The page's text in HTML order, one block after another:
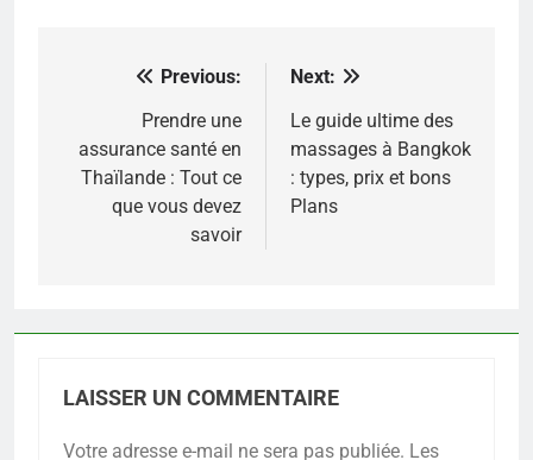
Navigation
l’article
Previous:
Prendre une
assurance santé en
Thaïlande : Tout ce
que vous devez
savoir
Next:
Le guide ultime des
massages à Bangkok
: types, prix et bons
Plans
LAISSER UN COMMENTAIRE
Votre adresse e-mail ne sera pas publiée. Les